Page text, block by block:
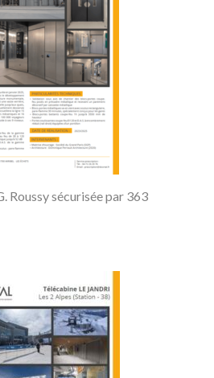
Roussy sécurisée par 363